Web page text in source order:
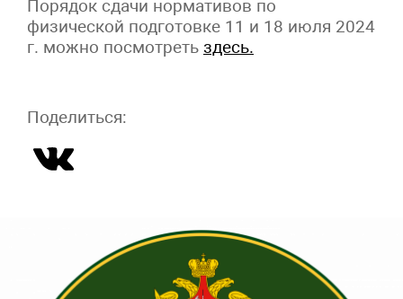
Порядок сдачи нормативов по
физической подготовке 11 и 18 июля 2024
г. можно посмотреть здесь.
Поделиться: